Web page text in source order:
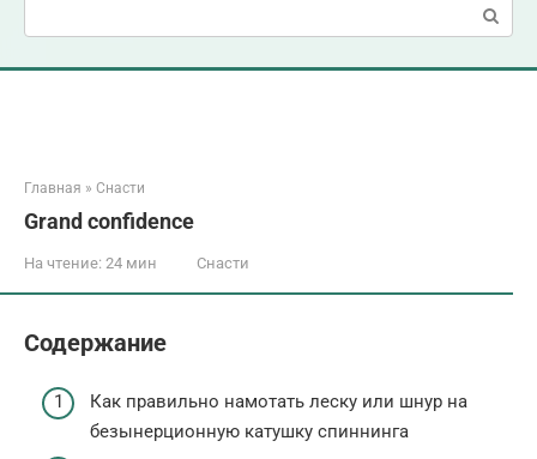
Главная » Снасти
Grand confidence
На чтение: 24 мин Снасти
Содержание
Как правильно намотать леску или шнур на
безынерционную катушку спиннинга